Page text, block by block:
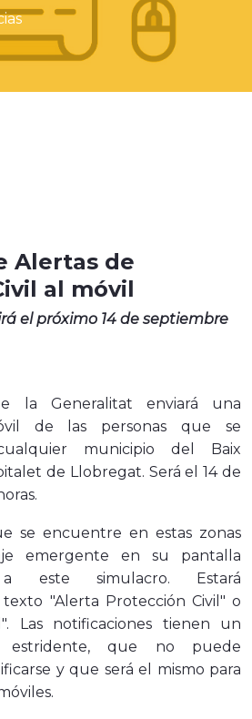
Alertas de
al móvil
el próximo 14 de septiembre
la Generalitat enviará una
de las personas que se
municipio del Baix
de Llobregat. Será el 14 de
se encuentre en estas zonas
emergente en su pantalla
a este simulacro. Estará
"Alerta Protección Civil" o
Las notificaciones tienen un
que no puede
y que será el mismo para